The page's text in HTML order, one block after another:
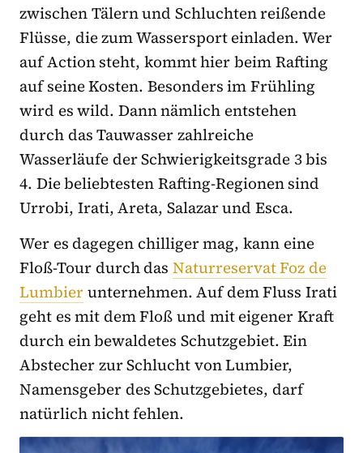
zwischen Tälern und Schluchten reißende
Flüsse, die zum Wassersport einladen. Wer
auf Action steht, kommt hier beim Rafting
auf seine Kosten. Besonders im Frühling
wird es wild. Dann nämlich entstehen
durch das Tauwasser zahlreiche
Wasserläufe der Schwierigkeitsgrade 3 bis
4. Die beliebtesten Rafting-Regionen sind
Urrobi, Irati, Areta, Salazar und Esca.
Wer es dagegen chilliger mag, kann eine
Floß-Tour durch das Naturreservat Foz de
Lumbierunternehmen. Auf dem Fluss Irati
geht es mit dem Floß und mit eigener Kraft
durch ein bewaldetes Schutzgebiet. Ein
Abstecher zur Schlucht von Lumbier,
Namensgeber des Schutzgebietes, darf
natürlich nicht fehlen.